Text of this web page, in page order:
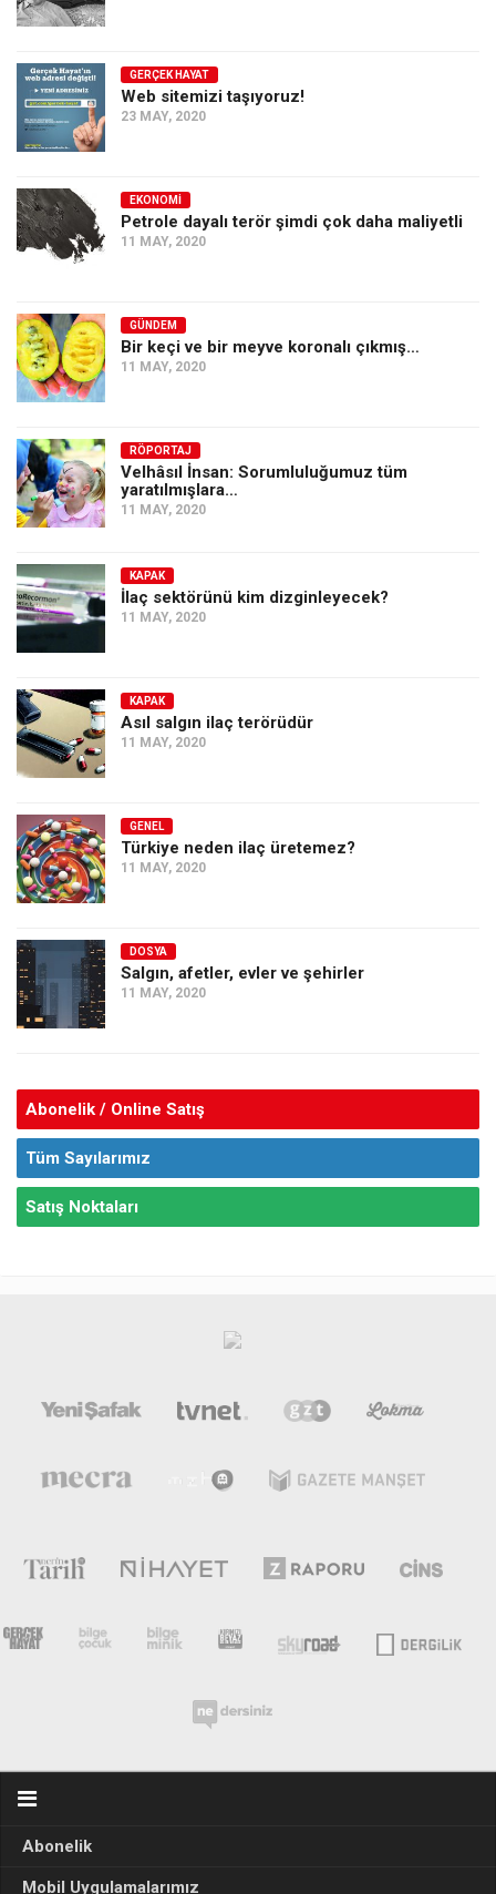
GERÇEK HAYAT
Web sitemizi taşıyoruz!
23 MAY, 2020
EKONOMI
Petrole dayalı terör şimdi çok daha maliyetli
11 MAY, 2020
GÜNDEM
Bir keçi ve bir meyve koronalı çıkmış…
11 MAY, 2020
RÖPORTAJ
Velhâsıl İnsan: Sorumluluğumuz tüm
yaratılmışlara…
11 MAY, 2020
KAPAK
İlaç sektörünü kim dizginleyecek?
11 MAY, 2020
KAPAK
Asıl salgın ilaç terörüdür
11 MAY, 2020
GENEL
Türkiye neden ilaç üretemez?
11 MAY, 2020
DOSYA
Salgın, afetler, evler ve şehirler
11 MAY, 2020
Abonelik / Online Satış
Tüm Sayılarımız
Satış Noktaları
Abonelik
Mobil Uygulamalarımız